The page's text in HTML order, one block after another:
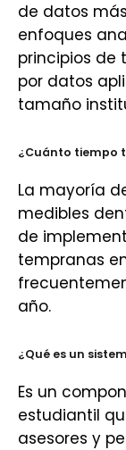
de datos
enfoques
principios de
por datos
tamaño
¿Cuánto tiempo
La mayoría
medibles
de
tempranas
año.
¿Qué es un
Es un
estudiantil
asesores y